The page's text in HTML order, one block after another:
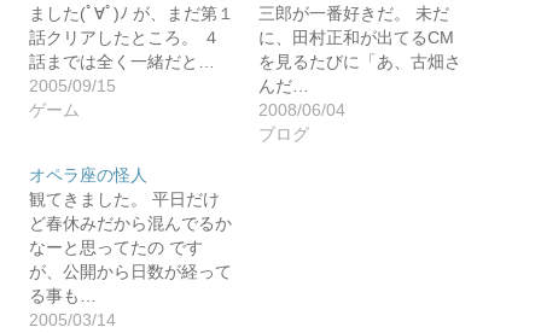
ました(ﾟ∀ﾟ)ﾉ が、まだ第１
話クリアしたところ。 ４
話までは全く一緒だと…
2005/09/15
ゲーム
三郎が一番好きだ。 未だ
に、田村正和が出てるCM
を見るたびに「あ、古畑さ
んだ…
2008/06/04
ブログ
オペラ座の怪人
観てきました。 平日だけ
ど春休みだから混んでるか
なーと思ってたの です
が、公開から日数が経って
る事も…
2005/03/14